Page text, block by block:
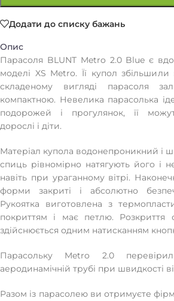
Додати до списку бажань
Опис
Парасоля BLUNT Metro 2.0 Blue є
моделі XS Metro. Її купол
складеному вигляді парасоля
компактною. Невелика парасолька
подорожей і прогулянок, її
дорослі і діти.
Матеріал купола водонепроникний і
спиць рівномірно натягують його і
навіть при ураганному вітрі.
форми закриті і абсолютно
Рукоятка виготовлена з
покриттям і має петлю. Розкриття
здійснюється одним натисканням
Парасольку Metro 2.0
аеродинамічній трубі при швидкості
Разом із парасолею ви отримуєте